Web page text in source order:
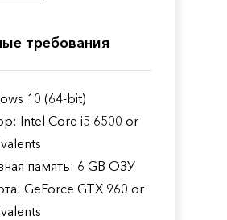
требования
10 (64-bit)
Intel Core i5 6500 or
память: 6 GB ОЗУ
GeForce GTX 960 or